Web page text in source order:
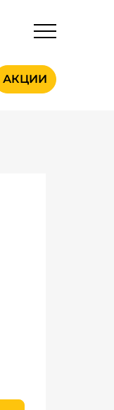
АКЦИИ